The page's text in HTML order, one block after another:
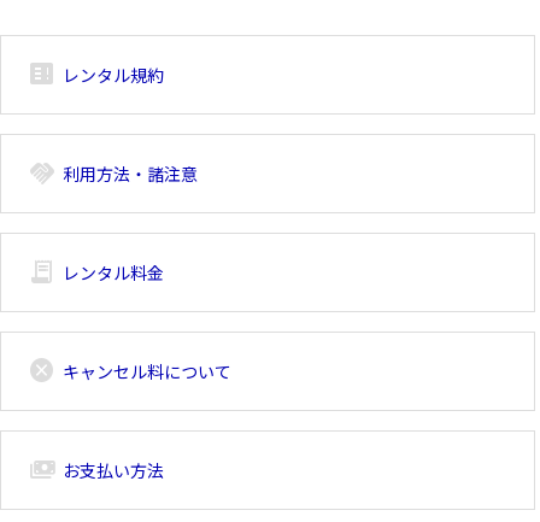
breaking_news_alt_1 レンタル規約
handshake 利用方法・諸注意
receipt_long レンタル料金
cancel キャンセル料について
payments お支払い方法